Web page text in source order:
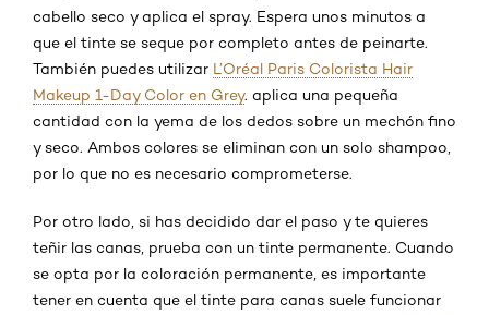
cabello seco y aplica el spray. Espera unos minutos a
que el tinte se seque por completo antes de peinarte.
También puedes utilizar L’Oréal Paris Colorista Hair
Makeup 1-Day Color en Grey. aplica una pequeña
cantidad con la yema de los dedos sobre un mechón fino
y seco. Ambos colores se eliminan con un solo shampoo,
por lo que no es necesario comprometerse.
Por otro lado, si has decidido dar el paso y te quieres
teñir las canas, prueba con un tinte permanente. Cuando
se opta por la coloración permanente, es importante
tener en cuenta que el tinte para canas suele funcionar